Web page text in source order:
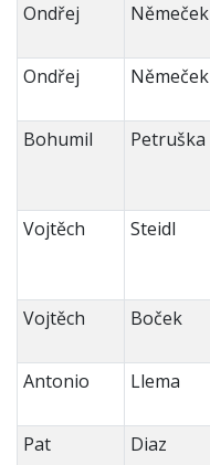
Ondřej
Němeček
Ondřej Němeček
Bohumil Petruška
Vojtěch
Steidl
Vojtěch
Boček
Antonio Llema
Pat Diaz